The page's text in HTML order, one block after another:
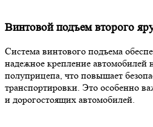
Винтовой подъем второго
Система винтового подъема
надежное крепление автомобилей
полуприцепа, что повышает
транспортировки. Это особенно
и дорогостоящих автомобилей.